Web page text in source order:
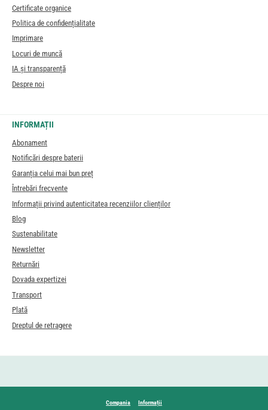
Certificate organice
Politica de confidențialitate
Imprimare
Locuri de muncă
IA și transparență
Despre noi
INFORMAȚII
Abonament
Notificări despre baterii
Garanția celui mai bun preț
Întrebări frecvente
Informații privind autenticitatea recenziilor clienților
Blog
Sustenabilitate
Newsletter
Returnări
Dovada expertizei
Transport
Plată
Dreptul de retragere
Compania Informații